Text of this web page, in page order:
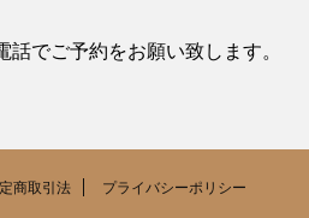
でご予約をお願い致します。
商取引法 プライバシーポリシー